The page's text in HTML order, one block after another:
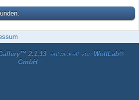
2.1.13, entwickelt von WoltLab®
GmbH